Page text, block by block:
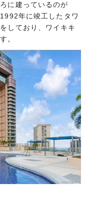
に建っているのが
年に竣工したタワ
しており、ワイキキ
。